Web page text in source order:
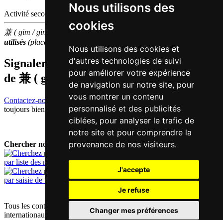
Nous utilisons des
cookies
Nous utilisons des cookies et
d'autres technologies de suivi
pour améliorer votre expérience
de navigation sur notre site, pour
vous montrer un contenu
personnalisé et des publicités
ciblées, pour analyser le trafic de
notre site et pour comprendre la
provenance de nos visiteurs.
J'accepte
Je refuse
Changer mes préférences
Activité secondaire | annexer
兼 ( gim / gim1 ) fait partie des3000
utilisés (place
Signaler traduction fausse ou manquante
de 兼 ( gim / gim1 )
Contactez-nous!
Votre feedback et critique constructive seront
toujours bienvenus.
Chercher nouveau mot:
par liste des mots
par saisie de texte
Tous les contenus sont protégés par les droits d'auteur allemands et
internationaux |
mentions obligatoires / contact|déclaration de